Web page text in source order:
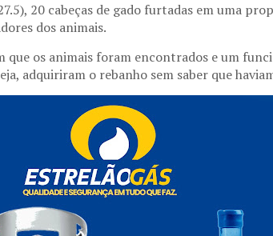
20 cabeças de gado furtadas em uma
dos animais.
que os animais foram encontrados e um
adquiriram o rebanho sem saber que